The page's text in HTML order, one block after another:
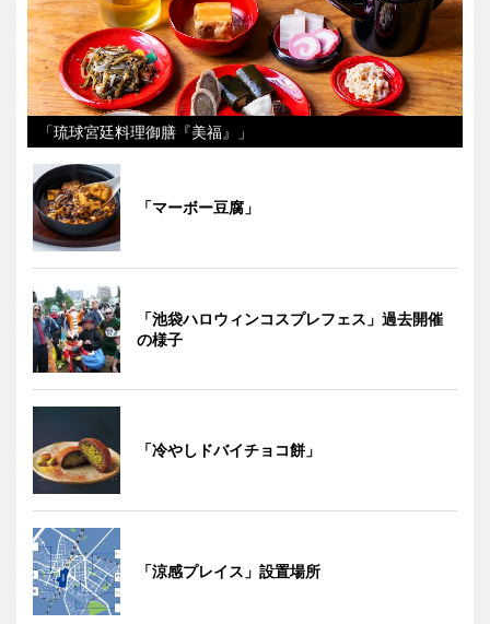
「琉球宮廷料理御膳『美福』」
「マーボー豆腐」
「池袋ハロウィンコスプレフェス」過去開催
の様子
「冷やしドバイチョコ餅」
「涼感プレイス」設置場所